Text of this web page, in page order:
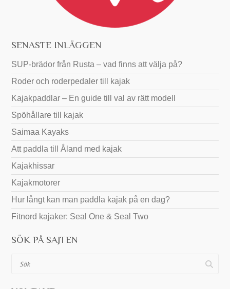
SENASTE INLÄGGEN
SUP-brädor från Rusta – vad finns att välja på?
Roder och roderpedaler till kajak
Kajakpaddlar – En guide till val av rätt modell
Spöhållare till kajak
Saimaa Kayaks
Att paddla till Åland med kajak
Kajakhissar
Kajakmotorer
Hur långt kan man paddla kajak på en dag?
Fitnord kajaker: Seal One & Seal Two
SÖK PÅ SAJTEN